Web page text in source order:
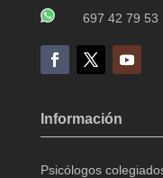
697 42 79 53
Información
Psicólogos